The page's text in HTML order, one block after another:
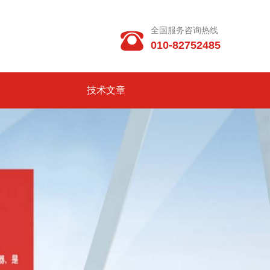
 全国服务咨询热线
010-82752485
技术文章